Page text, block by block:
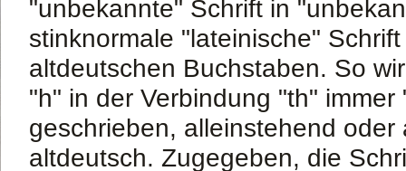
"unbekannte" Schrift in
stinknormale "lateinische"
altdeutschen Buchstaben. So
"h" in der Verbindung "th" immer
geschrieben, alleinstehend oder
altdeutsch. Zugegeben, die